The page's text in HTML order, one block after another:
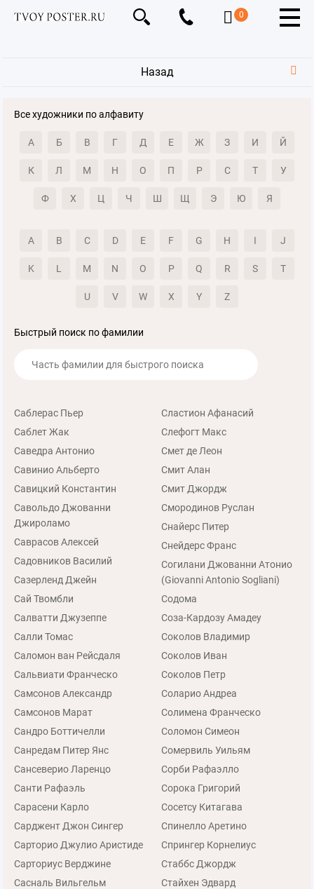
0
Назад
Все художники по алфавиту
А Б В Г Д Е Ж З И Й
К Л М Н О П Р С Т У
Ф Х Ц Ч Ш Щ Э Ю Я
A B C D E F G H I J
K L M N O P Q R S T
U V W X Y Z
Быстрый поиск по фамилии
Саблерас Пьер
Саблет Жак
Саведра Антонио
Савинио Альберто
Савицкий Константин
Савольдо Джованни
Джироламо
Саврасов Алексей
Садовников Василий
Сазерленд Джейн
Сай Твомбли
Салватти Джузеппе
Салли Томас
Саломон ван Рейсдаля
Сальвиати Франческо
Самсонов Александр
Самсонов Марат
Сандро Боттичелли
Санредам Питер Янс
Сансеверио Ларенцо
Санти Рафаэль
Сарасени Карло
Сарджент Джон Сингер
Сарторио Джулио Аристиде
Сарториус Верджине
Сасналь Вильгельм
Сластион Афанасий
Слефогт Макс
Смет де Леон
Смит Алан
Смит Джордж
Смородинов Руслан
Снайерс Питер
Снейдерс Франс
Согилани Джованни Атонио
(Giovanni Antonio Sogliani)
Содома
Соза-Кардозу Амадеу
Соколов Владимир
Соколов Иван
Соколов Петр
Соларио Андреа
Солимена Франческо
Соломон Симеон
Сомервиль Уильям
Сорби Рафаэлло
Сорока Григорий
Сосетсу Китагава
Спинелло Аретино
Спрингер Корнелиус
Стаббс Джордж
Стайхен Эдвард